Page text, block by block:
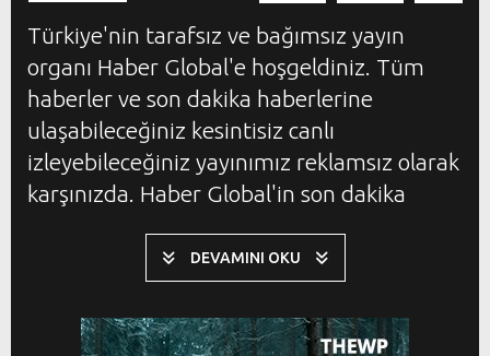
Türkiye'nin tarafsız ve bağımsız yayın
organı Haber Global'e hoşgeldiniz. Tüm
haberler ve son dakika haberlerine
ulaşabileceğiniz kesintisiz canlı
izleyebileceğiniz yayınımız reklamsız olarak
karşınızda. Haber Global'in son dakika
buradan canlı olarak izleyebilirsiniz.
DEVAMINI OKU